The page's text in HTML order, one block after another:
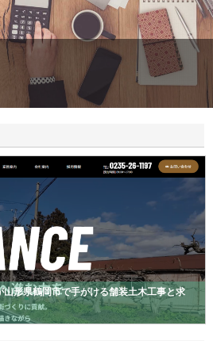
形県鶴岡市で手がける舗装土木工事と求